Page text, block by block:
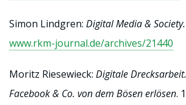
Simon Lindgren: Digital Media & Society.
www.rkm-journal.de/archives/21440
Moritz Riesewieck: Digitale
Facebook & Co. von dem Bösen erlösen.